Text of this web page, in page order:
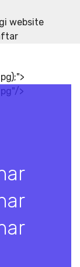
website
>